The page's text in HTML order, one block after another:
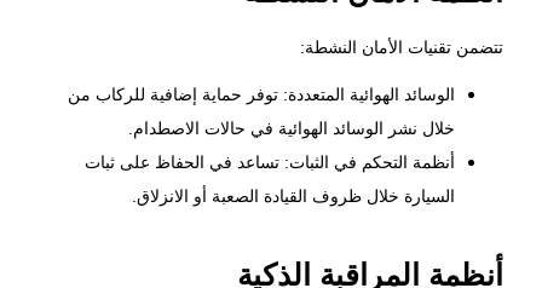
تتضمن تقنيات الأمان النشطة:
الوسائد الهوائية المتعددة: توفر حماية إضافية للركاب من
خلال نشر الوسائد الهوائية في حالات الاصطدام.
أنظمة التحكم في الثبات: تساعد في الحفاظ على ثبات
السيارة خلال ظروف القيادة الصعبة أو الانزلاق.
أنظمة المراقبة الذكية